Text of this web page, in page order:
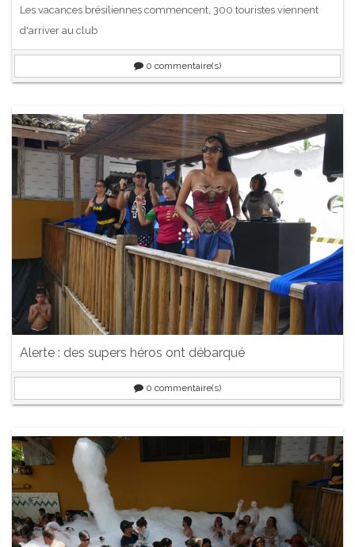
Les vacances brésiliennes commencent, 300 touristes viennent
d'arriver au club
0 commentaire(s)
Alerte : des supers héros ont débarqué
0 commentaire(s)